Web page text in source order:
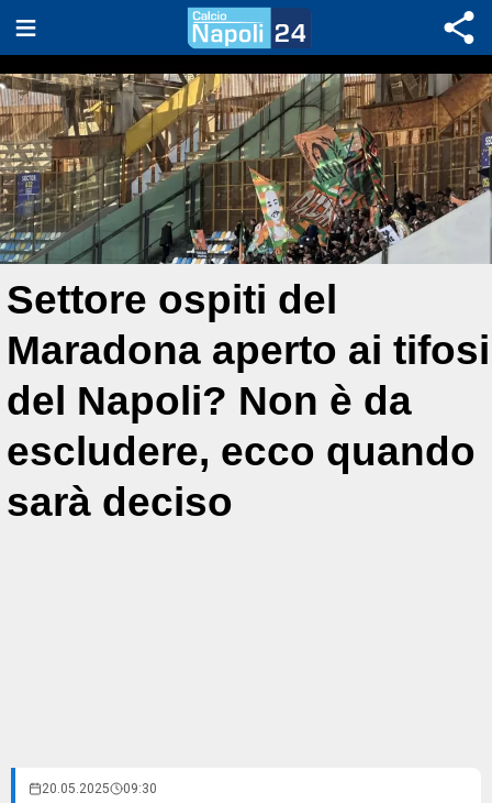
Settore ospiti del
Maradona aperto ai tifosi
del Napoli? Non è da
escludere, ecco quando
sarà deciso
20.05.2025 09:30